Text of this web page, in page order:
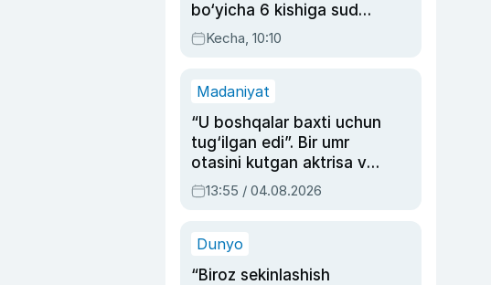
bo‘yicha 6 kishiga sud
hukmi o‘qildi
Kecha, 10:10
Madaniyat
“U boshqalar baxti uchun
tug‘ilgan edi”. Bir umr
otasini kutgan aktrisa va
dublyaj ustasi Rimma
Ahmedovaning
13:55 / 04.08.2026
Dunyo
“Biroz sekinlashish